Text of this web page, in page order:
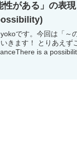
性がある」の表
です。今回は「～
きます！ とりあえず
is a